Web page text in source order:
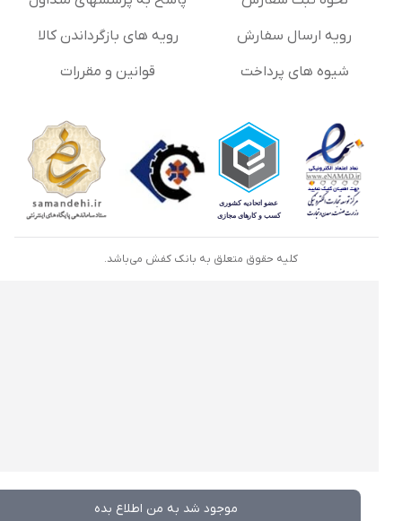
موجود شد به من اطلاع بده
رویه ارسال سفارش
شیوه های پرداخت
رویه های بازگرداندن کالا
قوانین و مقررات
کلیه حقوق متعلق به بانک کفش می‌باشد.